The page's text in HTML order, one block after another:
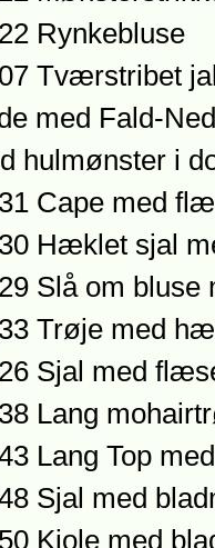
Rynkebluse
Tværstribet
med Fald-
hulmønster i
Cape med
Hæklet sjal
Slå om bluse
Trøje med
Sjal med
Lang
Lang Top
Sjal med
Kjole med